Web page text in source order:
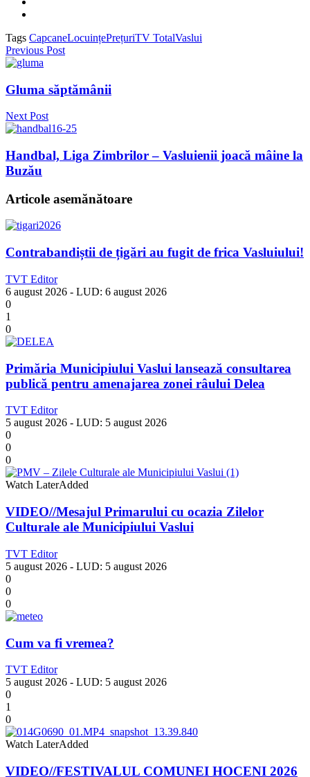
Tags CapcaneLocuințePrețuriTV TotalVaslui
Previous Post
Gluma săptămânii
Next Post
Handbal, Liga Zimbrilor – Vasluienii joacă mâine la
Buzău
Articole asemănătoare
Contrabandiștii de țigări au fugit de frica Vasluiului!
TVT Editor
6 august 2026 - LUD: 6 august 2026
0
1
0
Primăria Municipiului Vaslui lansează consultarea
publică pentru amenajarea zonei râului Delea
TVT Editor
5 august 2026 - LUD: 5 august 2026
0
0
0
Watch LaterAdded
VIDEO//Mesajul Primarului cu ocazia Zilelor
Culturale ale Municipiului Vaslui
TVT Editor
5 august 2026 - LUD: 5 august 2026
0
0
0
Cum va fi vremea?
TVT Editor
5 august 2026 - LUD: 5 august 2026
0
1
0
Watch LaterAdded
VIDEO//FESTIVALUL COMUNEI HOCENI 2026